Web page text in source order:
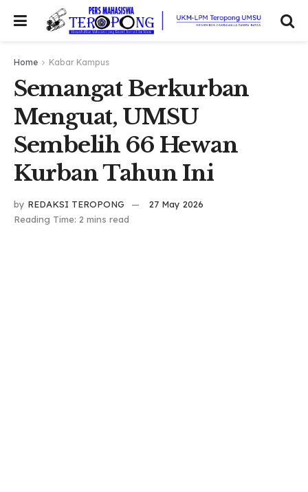
Home Kabar Kampus
Semangat Berkurban
Menguat, UMSU
Sembelih 66 Hewan
Kurban Tahun Ini
by REDAKSI TEROPONG
27 May 2026
Reading Time: 2 mins read